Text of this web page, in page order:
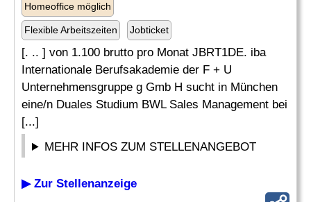
Homeoffice möglich
Flexible Arbeitszeiten Jobticket
[. .. ] von 1.100 brutto pro Monat JBRT1DE. iba
Internationale Berufsakademie der F + U
Unternehmensgruppe g Gmb H sucht in München
eine/n Duales Studium BWL Sales Management bei
[...]
MEHR INFOS ZUM STELLENANGEBOT
▶ Zur Stellenanzeige